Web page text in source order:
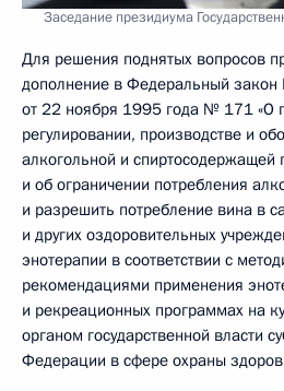
Заседание президиума
Для решения поднятых вопросов
дополнение в Федеральный закон
от 22 ноября 1995 года № 171 «О
регулировании, производстве и
алкогольной и спиртосодержащей
и об ограничении потребления
и разрешить потребление вина в
и других оздоровительных
энотерапии в соответствии с
рекомендациями применения
и рекреационных программах на
органом государственной власти
Федерации в сфере охраны